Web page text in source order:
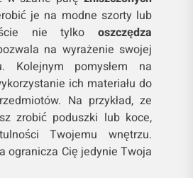
je na modne szorty lub
nie tylkooszczędza
na wyrażenie swojej
Kolejnym pomysłem na
ich materiału do
Na przykład, ze
zrobić poduszki lub koce,
Twojemu wnętrzu.
ogranicza Cię jedynie Twoja